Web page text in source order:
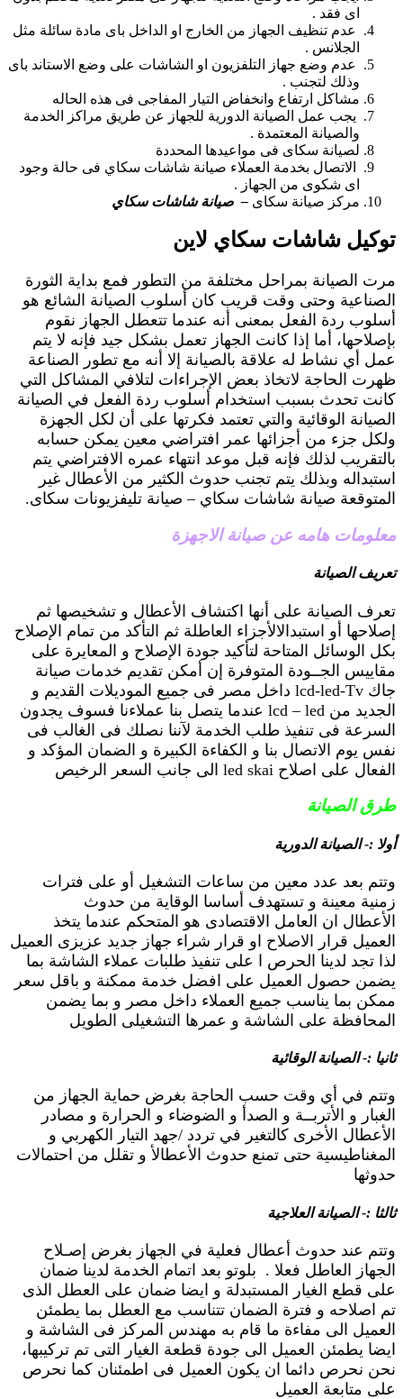
اى فقد .
عدم تنظيف الجهاز من الخارج او الداخل باى مادة سائلة مثل
الجلانس .
عدم وضع جهاز التلفزيون او الشاشات على وضع الاستاند باى
وذلك لتجنب .
مشاكل ارتفاع وانخفاض التيار المفاجى فى هذه الحاله
يجب عمل الصيانة الدورية للجهاز عن طريق مراكز الخدمة
والصيانة المعتمدة .
لصيانة سكاى فى مواعيدها المحددة
الاتصال بخدمة العملاء صيانة شاشات سكاي فى حالة وجود
اى شكوى من الجهاز .
مركز صيانة سكاى – صيانة شاشات سكاي
توكيل شاشات سكاي لاين
مرت الصيانة بمراحل مختلفة من التطور فمع بداية الثورة
الصناعية وحتى وقت قريب كان أسلوب الصيانة الشائع هو
أسلوب ردة الفعل بمعنى أنه عندما تتعطل الجهاز نقوم
بإصلاحها، أما إذا كانت الجهاز تعمل بشكل جيد فإنه لا يتم
عمل أي نشاط له علاقة بالصيانة إلا أنه مع تطور الصناعة
ظهرت الحاجة لاتخاذ بعض الإجراءات لتلافي المشاكل التي
كانت تحدث بسبب استخدام أسلوب ردة الفعل في الصيانة
الصيانة الوقائية والتي تعتمد فكرتها على أن لكل الجهزة
ولكل جزء من أجزائها عمر افتراضي معين يمكن حسابه
بالتقريب لذلك فإنه قبل موعد انتهاء عمره الافتراضي يتم
استبداله وبذلك يتم تجنب حدوث الكثير من الأعطال غير
المتوقعة صيانة شاشات سكاي – صيانة تليفزيونات سكاى.
معلومات هامه عن صيانة الاجهزة
تعريف الصيانة
تعرف الصيانة على أنها اكتشاف الأعطال و تشخيصها ثم
إصلاحها أو استبدالالأجزاء العاطلة ثم التأكد من تمام الإصلاح
بكل الوسائل المتاحة لتأكيد جودة الإصلاح و المعايرة على
مقاييس الجــودة المتوفرة إن أمكن تقديم خدمات صيانة
جاك lcd-led-Tv داخل مصر فى جميع الموديلات القديم و
الجديد من lcd – led عندما يتصل بنا عملاءنا فسوف يجدون
السرعة فى تنفيذ طلب الخدمة لآننا نصلك فى الغالب فى
نفس يوم الاتصال بنا و الكفاءة الكبيرة و الضمان المؤكد و
الفعال على اصلاح led skai الى جانب السعر الرخيص
طرق الصيانة
أولا :- الصيانة الدورية
وتتم بعد عدد معين من ساعات التشغيل أو على فترات
زمنية معينة و تستهدف أساسا الوقاية من حدوث
الأعطال ان العامل الاقتصادى هو المتحكم عندما يتخذ
العميل قرار الاصلاح او قرار شراء جهاز جديد عزيزى العميل
لذا تجد لدينا الحرص ا على تنفيذ طلبات عملاء الشاشة بما
يضمن حصول العميل على افضل خدمة ممكنة و باقل سعر
ممكن بما يناسب جميع العملاء داخل مصر و بما يضمن
المحافظة على الشاشة و عمرها التشغيلى الطويل
ثانيا :- الصيانة الوقائية
وتتم في أي وقت حسب الحاجة بغرض حماية الجهاز من
الغبار و الأتربــة و الصدأ و الضوضاء و الحرارة و مصادر
الأعطال الأخرى كالتغير في تردد /جهد التيار الكهربي و
المغناطيسية حتى تمنع حدوث الأعطالأ و تقلل من احتمالات
حدوثها
ثالثا :- الصيانة العلاجية
وتتم عند حدوث أعطال فعلية في الجهاز بغرض إصـلاح
الجهاز العاطل فعلا . بلوتو بعد اتمام الخدمة لدينا ضمان
على قطع الغيار المستبدلة و ايضا ضمان على العطل الذى
تم اصلاحه و فترة الضمان تتناسب مع العطل بما يطمئن
العميل الى مفاءة ما قام به مهندس المركز فى الشاشة و
ايضا يطمئن العميل الى جودة قطعة الغيار التى تم تركيبها،
نحن نحرص دائما ان يكون العميل فى اطمئنان كما نحرص
على متابعة العميل